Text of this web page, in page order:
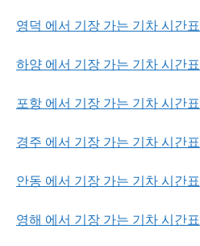
영덕 에서 기장 가는 기차 시간표
하양 에서 기장 가는 기차 시간표
포항 에서 기장 가는 기차 시간표
경주 에서 기장 가는 기차 시간표
안동 에서 기장 가는 기차 시간표
영해 에서 기장 가는 기차 시간표